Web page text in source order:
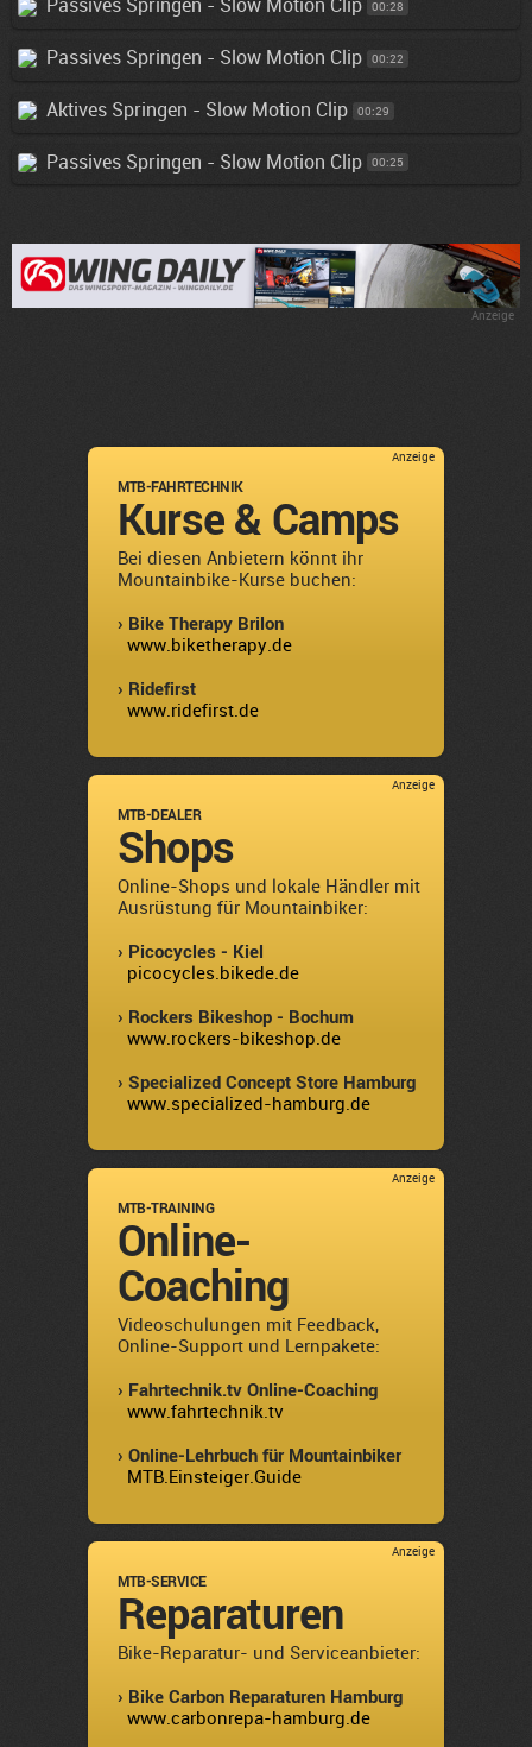
Passives Springen - Slow Motion Clip 00:28
Passives Springen - Slow Motion Clip 00:22
Aktives Springen - Slow Motion Clip 00:29
Passives Springen - Slow Motion Clip 00:25
Anzeige
Anzeige
MTB-FAHRTECHNIK
Kurse & Camps
Bei diesen Anbietern könnt ihr
Mountainbike-Kurse buchen:
› Bike Therapy Brilon
www.biketherapy.de
› Ridefirst
www.ridefirst.de
Anzeige
MTB-DEALER
Shops
Online-Shops und lokale Händler mit
Ausrüstung für Mountainbiker:
› Picocycles - Kiel
picocycles.bikede.de
› Rockers Bikeshop - Bochum
www.rockers-bikeshop.de
› Specialized Concept Store Hamburg
www.specialized-hamburg.de
Anzeige
MTB-TRAINING
Online-
Coaching
Videoschulungen mit Feedback,
Online-Support und Lernpakete:
› Fahrtechnik.tv Online-Coaching
www.fahrtechnik.tv
› Online-Lehrbuch für Mountainbiker
MTB.Einsteiger.Guide
Anzeige
MTB-SERVICE
Reparaturen
Bike-Reparatur- und Serviceanbieter:
› Bike Carbon Reparaturen Hamburg
www.carbonrepa-hamburg.de